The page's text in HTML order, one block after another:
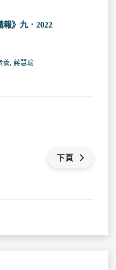
報》九．2022
養, 蔣慧瑜
下頁